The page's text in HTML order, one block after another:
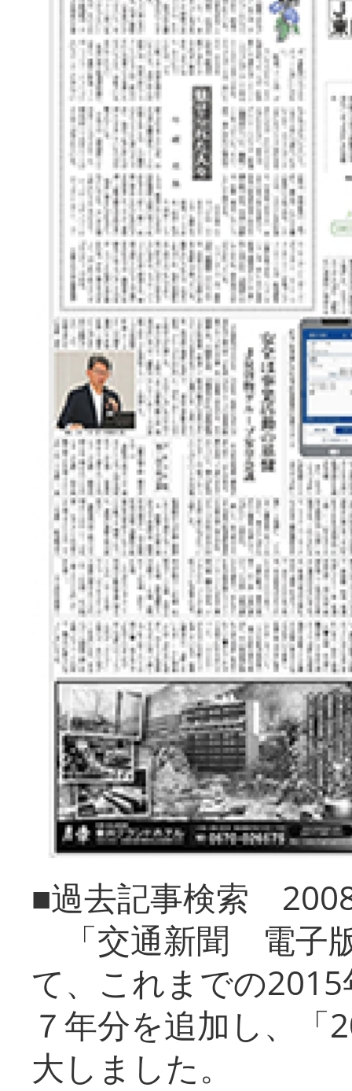
■過去記事検索
「交通新聞 電子
て、これまでの
７年分を追加し、「
大しまし